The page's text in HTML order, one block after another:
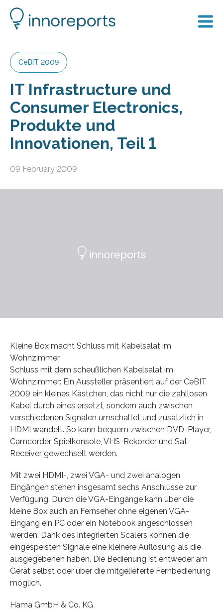
CeBIT 2009
IT Infrastructure und
Consumer Electronics,
Produkte und
Innovationen, Teil 1
09 February 2009
Kleine Box macht Schluss mit Kabelsalat im
Wohnzimmer
Schluss mit dem scheußlichen Kabelsalat im
Wohnzimmer: Ein Aussteller präsentiert auf der CeBIT
2009 ein kleines Kästchen, das nicht nur die zahllosen
Kabel durch eines ersetzt, sondern auch zwischen
verschiedenen Signalen umschaltet und zusätzlich in
HDMI wandelt. So kann bequem zwischen DVD-Player,
Camcorder, Spielkonsole, VHS-Rekorder und Sat-
Receiver gewechselt werden.
Mit zwei HDMI-, zwei VGA- und zwei analogen
Eingängen stehen insgesamt sechs Anschlüsse zur
Verfügung. Durch die VGA-Eingänge kann über die
kleine Box auch an Fernseher ohne eigenen VGA-
Eingang ein PC oder ein Notebook angeschlossen
werden. Dank des integrierten Scalers können die
eingespeisten Signale eine kleinere Auflösung als die
ausgegebenen haben. Die Bedienung ist entweder am
Gerät selbst oder über die mitgelieferte Fernbedienung
möglich.
Hama GmbH & Co. KG